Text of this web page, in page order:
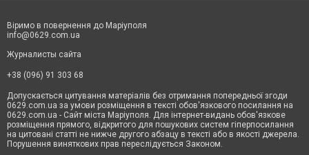
Віримо в повернення до Маріуполя
info@0629.com.ua
Журналисты сайта
+38 (096) 91 303 68
Допускається цитування матеріалів без отримання попередньої згоди
0629.com.ua за умови розміщення в тексті обов'язкового посилання на
0629.com.ua - Сайт міста Маріуполя. Для інтернет-видань обов'язкове
розміщення прямого, відкритого для пошукових систем гіперпосилання
на цитовані статті не нижче другого абзацу в тексті або в якості джерела.
Порушення виняткових прав переслідується Законом.